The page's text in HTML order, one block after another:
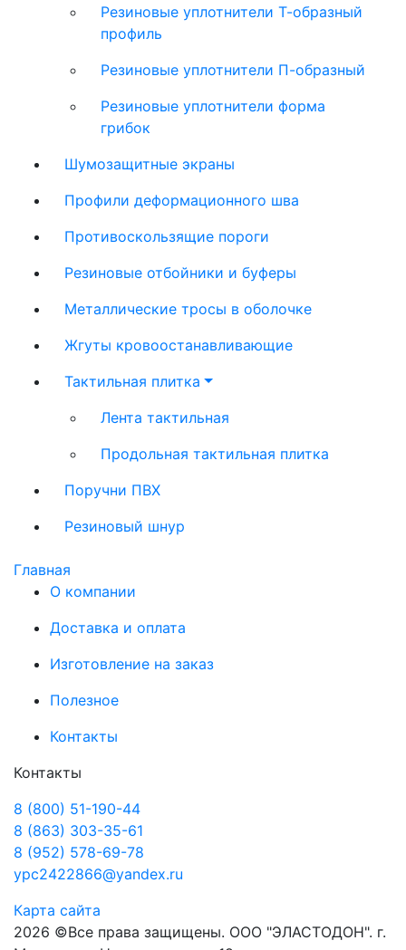
Резиновые уплотнители Т-образный
профиль
Резиновые уплотнители П-образный
Резиновые уплотнители форма
грибок
Шумозащитные экраны
Профили деформационного шва
Противоскользящие пороги
Резиновые отбойники и буферы
Металлические тросы в оболочке
Жгуты кровоостанавливающие
Тактильная плитка
Лента тактильная
Продольная тактильная плитка
Поручни ПВХ
Резиновый шнур
Главная
О компании
Доставка и оплата
Изготовление на заказ
Полезное
Контакты
Контакты
8 (800) 51-190-44
8 (863) 303-35-61
8 (952) 578-69-78
ypc2422866@yandex.ru
Карта сайта
2026 ©Все права защищены. ООО "ЭЛАСТОДОН". г.